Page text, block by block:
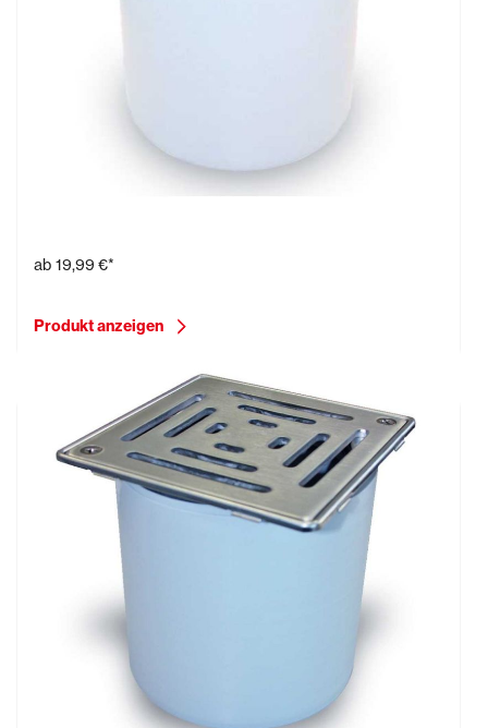
Aufsatzrahmenverlängerung
ab 19,99 €*
Produkt anzeigen